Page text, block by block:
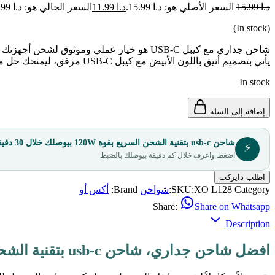
د.ا15.99 السعر الأصلي هو: د.ا 15.99. د.ا
السعر الحالي هو: د.ا 11.99.
(In stock)
شاحن جداري مع كيبل USB-C هو خيار عملي وموثوق لشحن أجهزتك بكفاءة عالية. يدعم الشاحن 120 واط عبر منفذ USB-A، ما يضمن توصيل طاقة مستقرة وسريعة للأجهزة المتوافقة.
يأتي بتصميم أنيق باللون الأبيض مع كيبل USB-C مرفق، ليمنحك حل متكامل للشحن اليومي في المنزل أو المكتبز
In stock
إضافة إلى السلة
⚡ شاحن usb-c بتقنية الشحن السريع بقوة 120W بيوصلك خلال 30 دقيقة
اضغط واعرف خلال كم دقيقة بيوصلك بالضبط
اطلب دايركت
SKU:XO L128 Category: شواحن Brand:
أكس أو
Share:
Share on Whatsapp
Description
افضل شاحن جداري، شاحن usb-c بتقنية الشحن السريع وقوة 120W